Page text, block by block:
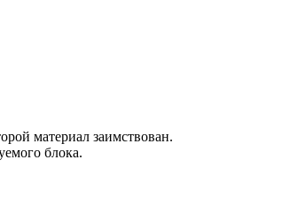
материал заимствован.
блока.